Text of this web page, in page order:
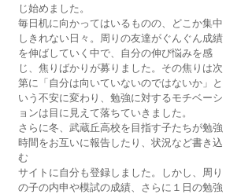
じ始めました。
毎日机に向かってはいるものの、どこか集中
しきれない日々。周りの友達がぐんぐん成績
を伸ばしていく中で、自分の伸び悩みを感
じ、焦りばかりが募りました。その焦りは次
第に「自分は向いていないのではないか」と
いう不安に変わり、勉強に対するモチベーシ
ョンは目に見えて落ちていきました。
さらに冬、武蔵丘高校を目指す子たちが勉強
時間をお互いに報告したり、状況など書き込
む
サイトに自分も登録しました。しかし、周り
の子の内申や模試の成績、さらに１日の勉強